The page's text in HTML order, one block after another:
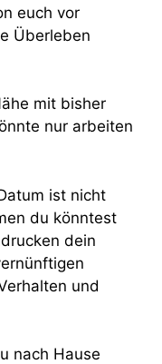
euch vor
Überleben
mit bisher
nur arbeiten
ist nicht
du könntest
dein
und
nach Hause